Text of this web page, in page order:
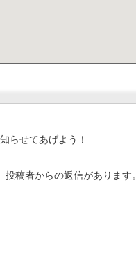
らせてあげよう！
稿者からの返信があります。